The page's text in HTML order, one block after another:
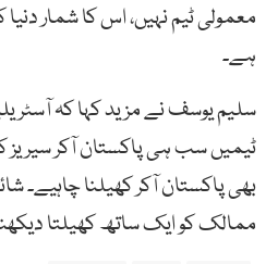
معمولی ٹیم نہیں، اس کا شمار
ہے۔
سلیم یوسف نے مزید کہا کہ
ٹیمیں سب ہی پاکستان آکر سیریز
بھی پاکستان آکر کھیلنا چاہیے۔
ممالک کو ایک ساتھ کھیلتا